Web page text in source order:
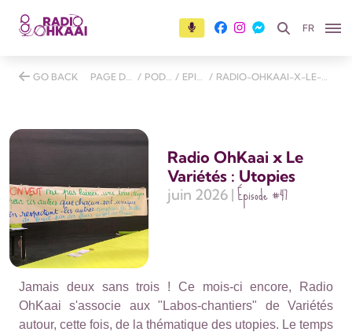
FR
GO BACK PAGE D'ACCUEIL / PODCASTS / EPISODES / RADIO-OHKAAI-X-LE-VARIETES-UTOPIES
Radio OhKaai x Le
Variétés : Utopies
juin 2026 | Épisode#47
Jamais deux sans trois ! Ce mois-ci encore, Radio
OhKaai s'associe aux "Labos-chantiers" de Variétés
autour, cette fois, de la thématique des utopies. Le temps